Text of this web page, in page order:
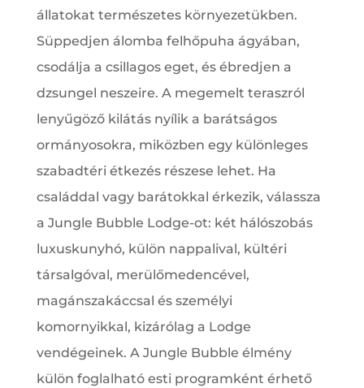
állatokat természetes környezetükben.
Süppedjen álomba felhőpuha ágyában,
csodálja a csillagos eget, és ébredjen a
dzsungel neszeire. A megemelt teraszról
lenyűgöző kilátás nyílik a barátságos
ormányosokra, miközben egy különleges
szabadtéri étkezés részese lehet. Ha
családdal vagy barátokkal érkezik, válassza
a Jungle Bubble Lodge-ot: két hálószobás
luxuskunyhó, külön nappalival, kültéri
társalgóval, merülőmedencével,
magánszakáccsal és személyi
komornyikkal, kizárólag a Lodge
vendégeinek. A Jungle Bubble élmény
külön foglalható esti programként érhető